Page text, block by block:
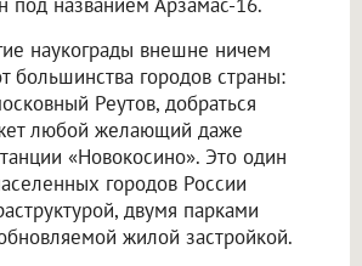
наукограды внешне ничем
большинства городов страны:
Реутов, добраться
любой желающий даже
«Новокосино». Это один
городов России
двумя парками
жилой застройкой.